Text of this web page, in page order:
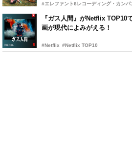
#エレファント6レコーディング・カンパ
『ガス人間』がNetflix TOP10
画が現代によみがえる！
#Netflix #Netflix TOP10